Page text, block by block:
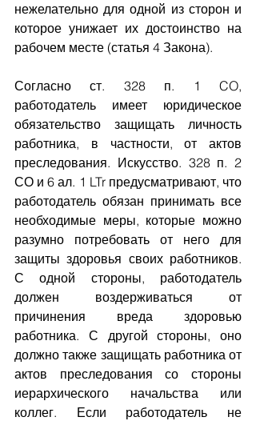
нежелательно для одной из сторон и
которое унижает их достоинство на
рабочем месте (статья 4 Закона).
Согласно ст. 328 п. 1 CO,
работодатель имеет юридическое
обязательство защищать личность
работника, в частности, от актов
преследования. Искусство. 328 п. 2
СО и 6 ал. 1 LTr предусматривают, что
работодатель обязан принимать все
необходимые меры, которые можно
разумно потребовать от него для
защиты здоровья своих работников.
С одной стороны, работодатель
должен воздерживаться от
причинения вреда здоровью
работника. С другой стороны, оно
должно также защищать работника от
актов преследования со стороны
иерархического начальства или
коллег. Если работодатель не